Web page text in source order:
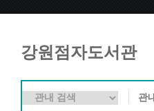
강원점자도서관